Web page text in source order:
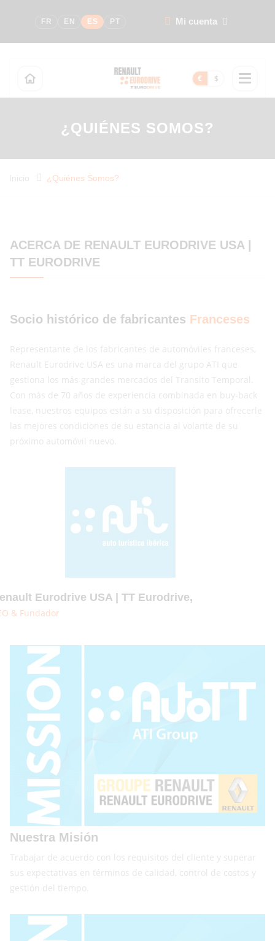
FR EN ES PT Mi cuenta
€ $
¿QUIÉNES SOMOS?
Inicio ¿Quiénes Somos?
ACERCA DE RENAULT EURODRIVE USA |
TT EURODRIVE
Socio histórico de fabricantes Franceses
Representante de los fabricantes de automóviles franceses,
Renault Eurodrive USA es una marca del grupo ATI que
gestiona los más grandes mercados del Transito Temporal.
Con más de 70 años de experiencia combinada en buy-back
lease, nuestros equipos están a su disposición para ofrecerle
las mejores condiciones de su estancia al volante de su
próximo automóvil nuevo.
Eurodrive USA | TT Eurodrive,
& Fundador
Nuestra Misión
Trabajar de acuerdo con los requisitos del cliente y superar
sus expectativas en términos de calidad, control de costos y
gestión del tiempo.